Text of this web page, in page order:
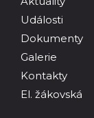
Události
Dokumenty
Galerie
Kontakty
El. žákovská